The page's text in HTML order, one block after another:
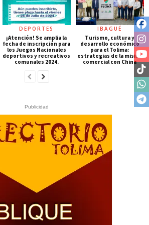
DEPORTES
¡Atención! Se amplia la
fecha de inscripción para
los Juegos Nacionales
deportivos y recreativos
comunales 2024.
IBAGUÉ
Turismo, cultura y
desarrollo económico
para el Tolima:
estrategias de la misión
comercial con China
Publicidad